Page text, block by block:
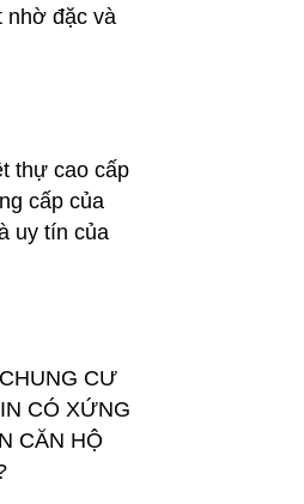
nhờ đặc và
thự cao cấp
cấp của
uy tín của
CƯ
CÓ XỨNG
CĂN HỘ